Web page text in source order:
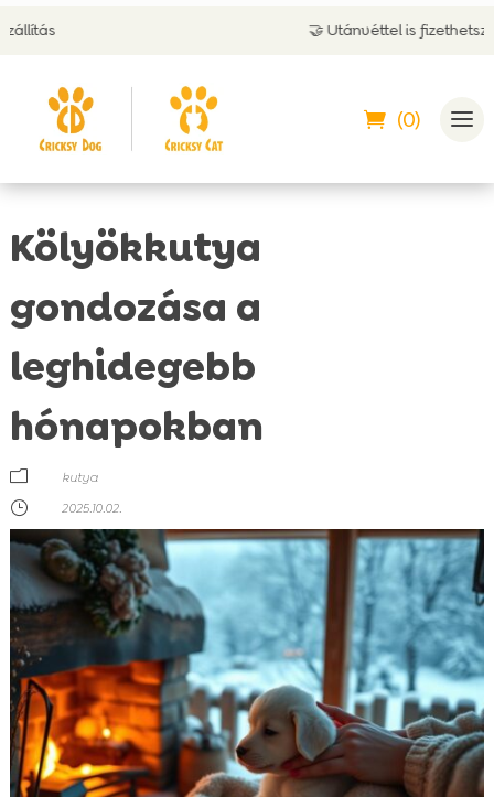
🤝 Utánvéttel is fizethetsz
(0)
Kölyökkutya
gondozása a
leghidegebb
hónapokban
m
kutya
}
2025.10.02.